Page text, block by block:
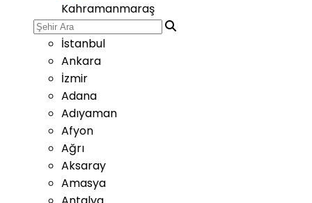
Kahramanmaraş
İstanbul
Ankara
İzmir
Adana
Adıyaman
Afyon
Ağrı
Aksaray
Amasya